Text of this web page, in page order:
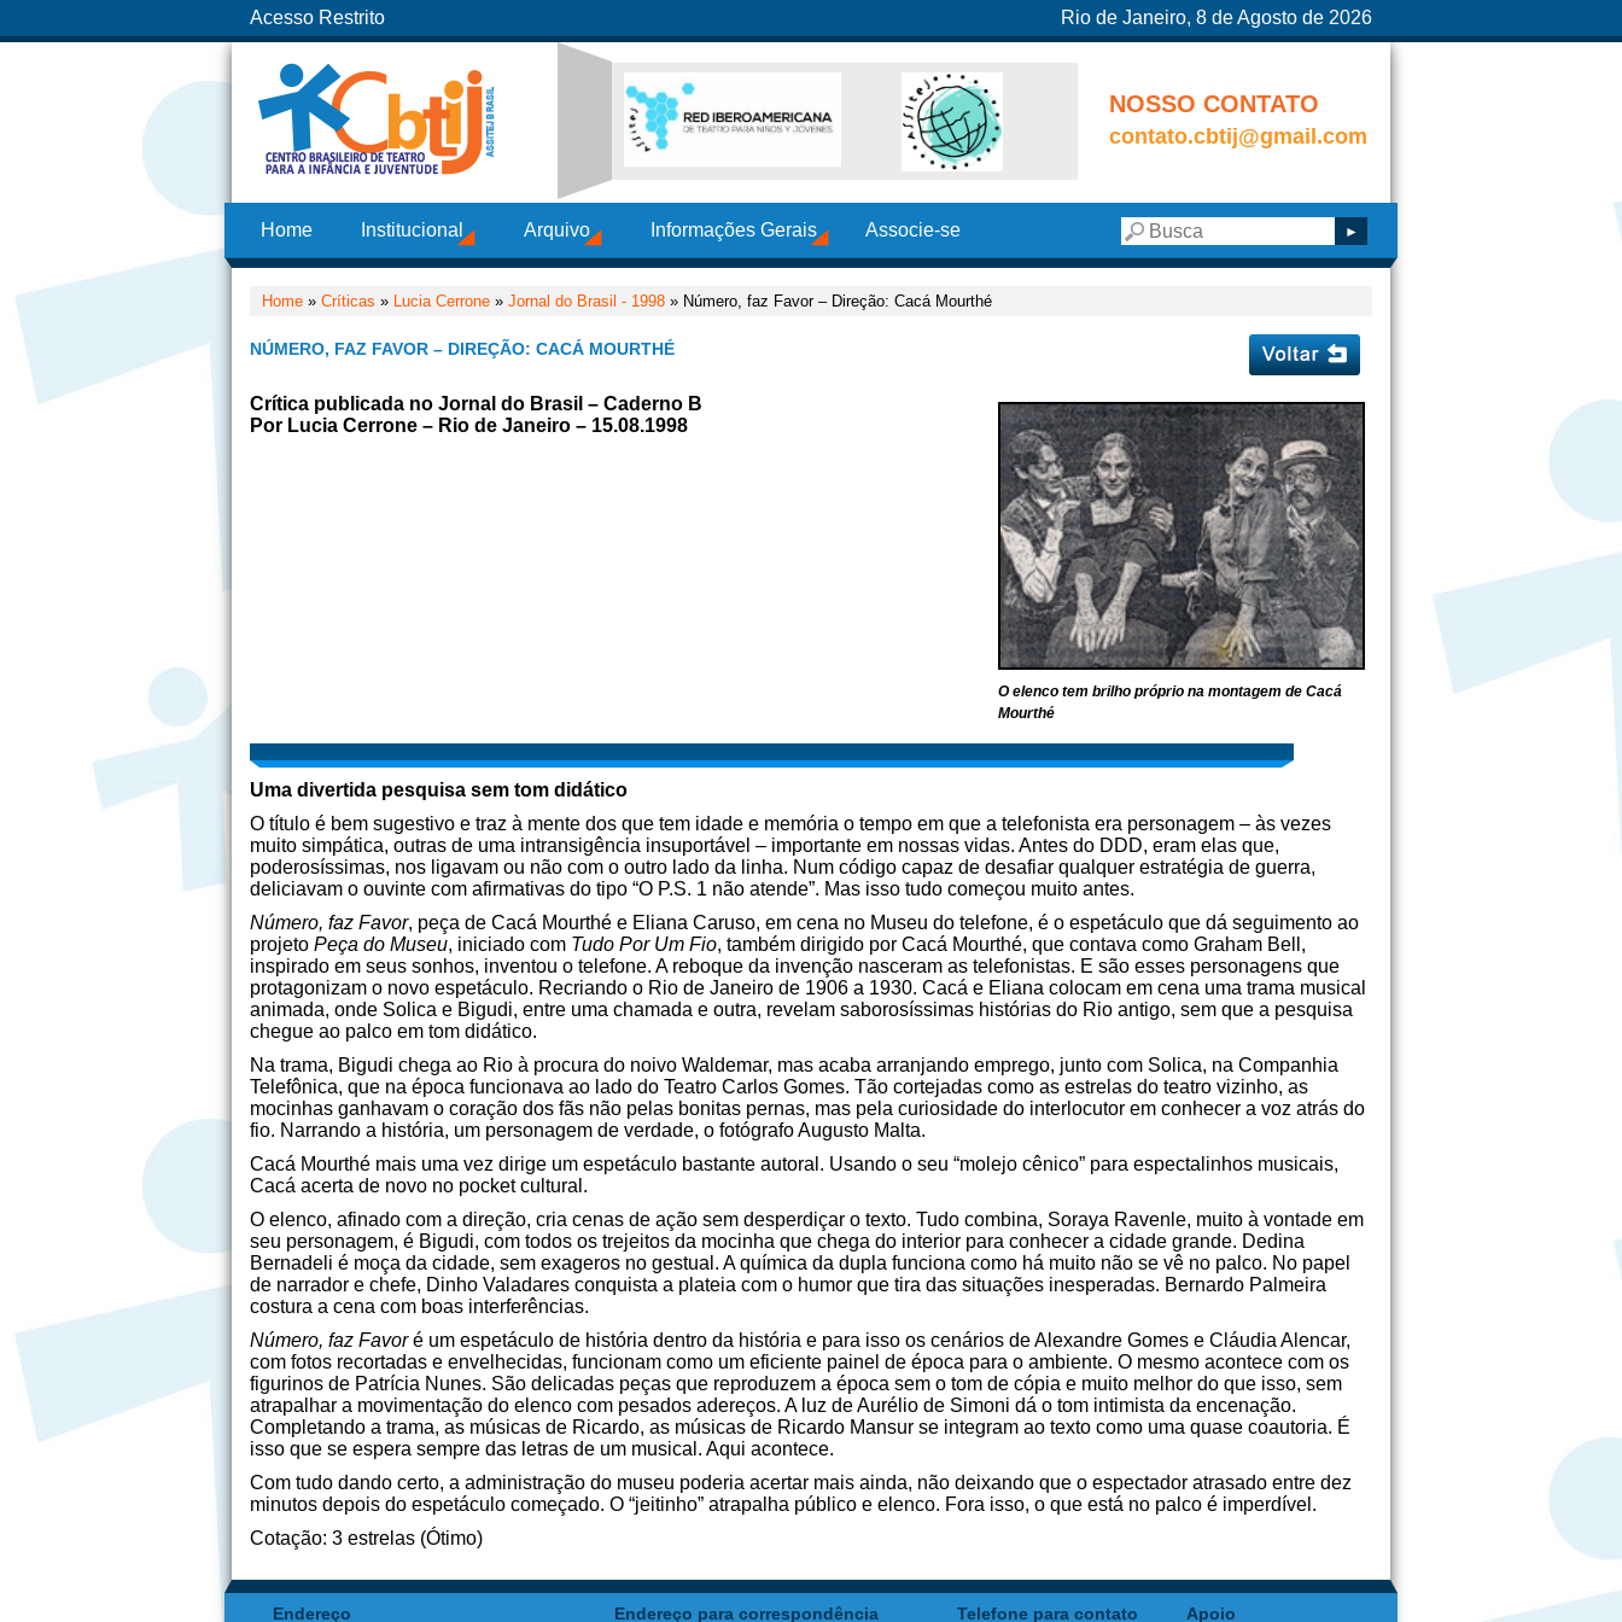
Acesso Restrito Rio de Janeiro, 8 de Agosto de 2026
NOSSO CONTATO
contato.cbtij@gmail.com
Home Institucional Arquivo Informações Gerais Associe-se
Home » Críticas » Lucia Cerrone » Jornal do Brasil - 1998 » Número, faz Favor – Direção: Cacá Mourthé
NÚMERO, FAZ FAVOR – DIREÇÃO: CACÁ MOURTHÉ
O elenco tem brilho próprio na montagem de Cacá
Mourthé
Crítica publicada no Jornal do Brasil – Caderno B
Por Lucia Cerrone – Rio de Janeiro – 15.08.1998
Uma divertida pesquisa sem tom didático
O título é bem sugestivo e traz à mente dos que tem idade e memória o tempo em que a telefonista era personagem – às vezes
muito simpática, outras de uma intransigência insuportável – importante em nossas vidas. Antes do DDD, eram elas que,
poderosíssimas, nos ligavam ou não com o outro lado da linha. Num código capaz de desafiar qualquer estratégia de guerra,
deliciavam o ouvinte com afirmativas do tipo “O P.S. 1 não atende”. Mas isso tudo começou muito antes.
Número, faz Favor, peça de Cacá Mourthé e Eliana Caruso, em cena no Museu do telefone, é o espetáculo que dá seguimento ao
projeto Peça do Museu, iniciado com Tudo Por Um Fio, também dirigido por Cacá Mourthé, que contava como Graham Bell,
inspirado em seus sonhos, inventou o telefone. A reboque da invenção nasceram as telefonistas. E são esses personagens que
protagonizam o novo espetáculo. Recriando o Rio de Janeiro de 1906 a 1930. Cacá e Eliana colocam em cena uma trama musical
animada, onde Solica e Bigudi, entre uma chamada e outra, revelam saborosíssimas histórias do Rio antigo, sem que a pesquisa
chegue ao palco em tom didático.
Na trama, Bigudi chega ao Rio à procura do noivo Waldemar, mas acaba arranjando emprego, junto com Solica, na Companhia
Telefônica, que na época funcionava ao lado do Teatro Carlos Gomes. Tão cortejadas como as estrelas do teatro vizinho, as
mocinhas ganhavam o coração dos fãs não pelas bonitas pernas, mas pela curiosidade do interlocutor em conhecer a voz atrás do
fio. Narrando a história, um personagem de verdade, o fotógrafo Augusto Malta.
Cacá Mourthé mais uma vez dirige um espetáculo bastante autoral. Usando o seu “molejo cênico” para espectalinhos musicais,
Cacá acerta de novo no pocket cultural.
O elenco, afinado com a direção, cria cenas de ação sem desperdiçar o texto. Tudo combina, Soraya Ravenle, muito à vontade em
seu personagem, é Bigudi, com todos os trejeitos da mocinha que chega do interior para conhecer a cidade grande. Dedina
Bernadeli é moça da cidade, sem exageros no gestual. A química da dupla funciona como há muito não se vê no palco. No papel
de narrador e chefe, Dinho Valadares conquista a plateia com o humor que tira das situações inesperadas. Bernardo Palmeira
costura a cena com boas interferências.
Número, faz Favoré um espetáculo de história dentro da história e para isso os cenários de Alexandre Gomes e Cláudia Alencar,
com fotos recortadas e envelhecidas, funcionam como um eficiente painel de época para o ambiente. O mesmo acontece com os
figurinos de Patrícia Nunes. São delicadas peças que reproduzem a época sem o tom de cópia e muito melhor do que isso, sem
atrapalhar a movimentação do elenco com pesados adereços. A luz de Aurélio de Simoni dá o tom intimista da encenação.
Completando a trama, as músicas de Ricardo, as músicas de Ricardo Mansur se integram ao texto como uma quase coautoria. É
isso que se espera sempre das letras de um musical. Aqui acontece.
Com tudo dando certo, a administração do museu poderia acertar mais ainda, não deixando que o espectador atrasado entre dez
minutos depois do espetáculo começado. O “jeitinho” atrapalha público e elenco. Fora isso, o que está no palco é imperdível.
Cotação: 3 estrelas (Ótimo)
Endereço Endereço para correspondência Telefone para contato Apoio